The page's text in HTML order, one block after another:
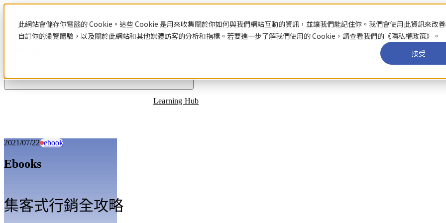
此網站會儲存你電腦的 Cookie。這些 Cookie 是用來收集關於你如何與我們網站互動的資訊，並讓我們能記住你。我們會使用此資訊來改
自訂你的瀏覽體驗，以及關於此網站和其他媒體訪客的分析和指標。若要進一步了解我們使用的 Cookie，請查看我們的《隱私權政策》。
接受
Learning Hub
2021/07/22 ebook
Ebooks
集客式行銷全攻略